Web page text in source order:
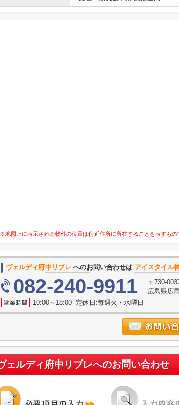
※地図上に表示される物件の位置は付近住所に所在することを表すも
ヴェルディ府中リブレ へのお問い合わせは アイスタイル
082-240-9911
〒730-
広島県広
10:00～18:00 定休日:毎週火・水曜日
ェルディ府中リブレへのお問い合わせ